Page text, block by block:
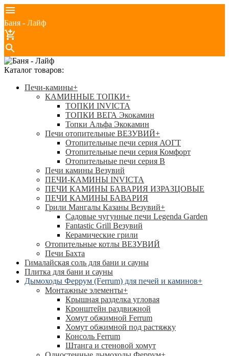
Баня - Лайф
Каталог товаров:
Печи-камины+
КАМИННЫЕ ТОПКИ+
ТОПКИ INVICTA
ТОПКИ ВЕГА Экокамин
Топки Альфа Экокамин
Печи отопительные ВЕЗУВИЙ+
Отопительные печи серия АОГТ
Отопительные печи серия Комфорт
Отопительные печи серия В
Печи камины Везувий
ПЕЧИ-КАМИНЫ INVICTA
ПЕЧИ КАМИНЫ БАВАРИЯ ИЗРАЗЦОВЫЕ
ПЕЧИ КАМИНЫ БАВАРИЯ
Грили Мангалы Казаны Везувий+
Садовые чугунные печи Legenda Garden
Fantastic Grill Везувий
Керамические грили
Отопительные котлы ВЕЗУВИЙ
Печи Бахта
Гималайская соль для бани и сауны
Плитка для бани и сауны
Дымоходы Феррум (Ferrum) для печей и каминов+
Монтажные элементы+
Крышная разделка угловая
Кронштейн раздвижной
Хомут обжимной Ferrum
Хомут обжимной под растяжку
Консоль Ferrum
Штанга и стеновой хомут